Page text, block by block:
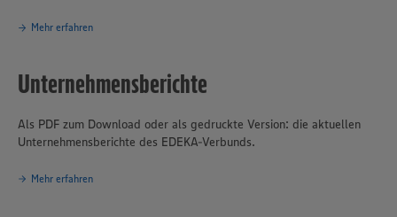
Mehr erfahren
Unternehmensberichte
Als PDF zum Download oder als gedruckte Version: die aktuellen
Unternehmensberichte des EDEKA-Verbunds.
Mehr erfahren